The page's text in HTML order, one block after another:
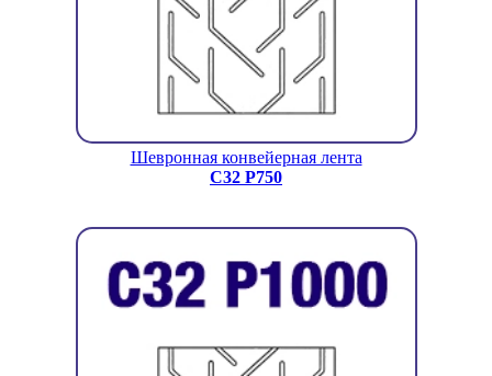
Шевронная конвейерная лента
C32 P750